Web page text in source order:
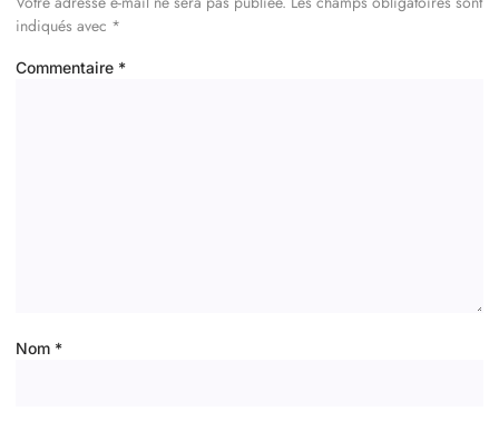
indiqués avec *
Commentaire *
Nom *